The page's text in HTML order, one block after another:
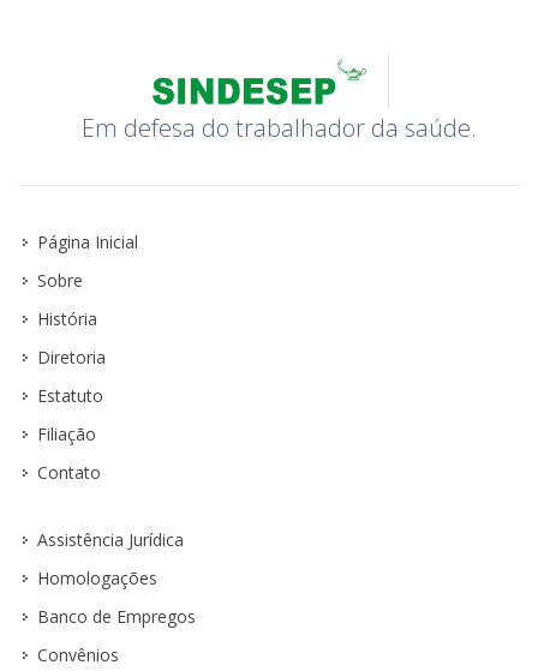
Em defesa do trabalhador da saúde.
Página Inicial
Sobre
História
Diretoria
Estatuto
Filiação
Contato
Assistência Jurídica
Homologações
Banco de Empregos
Convênios